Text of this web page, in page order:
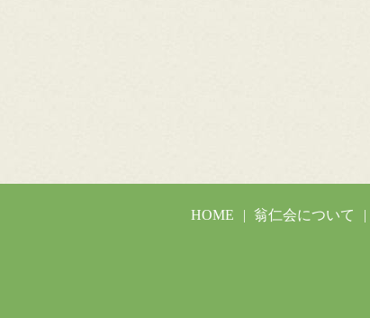
HOME 翁仁会について